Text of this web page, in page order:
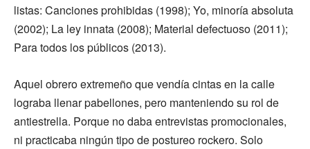
listas: Canciones prohibidas (1998); Yo, minoría absoluta
(2002); La ley innata (2008); Material defectuoso (2011);
Para todos los públicos (2013).
Aquel obrero extremeño que vendía cintas en la calle
lograba llenar pabellones, pero manteniendo su rol de
antiestrella. Porque no daba entrevistas promocionales,
ni practicaba ningún tipo de postureo rockero. Solo